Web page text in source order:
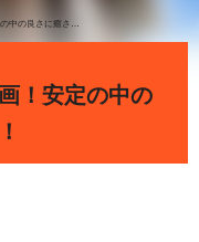
スカイピースの隠れ人気企画！安定の中の良さに癒されるファン続出！
！安定の中の